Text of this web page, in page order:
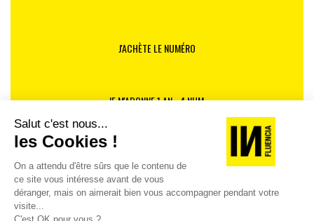
J'ACHÈTE LE NUMÉRO
JE M'ABONNE 1 AN - 4 NUM.
JE DÉCOUVRE LES NUMÉROS PRÉCÉDENTS
Je suis déjà abonné(e) :je consulte la revue en